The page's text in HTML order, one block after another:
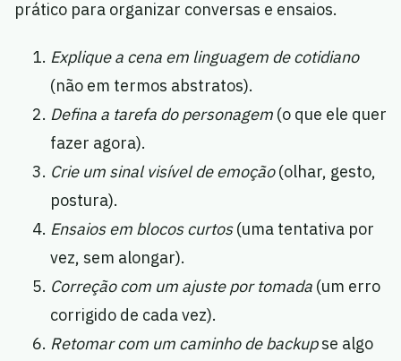
prático para organizar conversas e ensaios.
Explique a cena em linguagem de cotidiano
(não em termos abstratos).
Defina a tarefa do personagem (o que ele quer
fazer agora).
Crie um sinal visível de emoção(olhar, gesto,
postura).
Ensaios em blocos curtos(uma tentativa por
vez, sem alongar).
Correção com um ajuste por tomada (um erro
corrigido de cada vez).
Retomar com um caminho de backupse algo